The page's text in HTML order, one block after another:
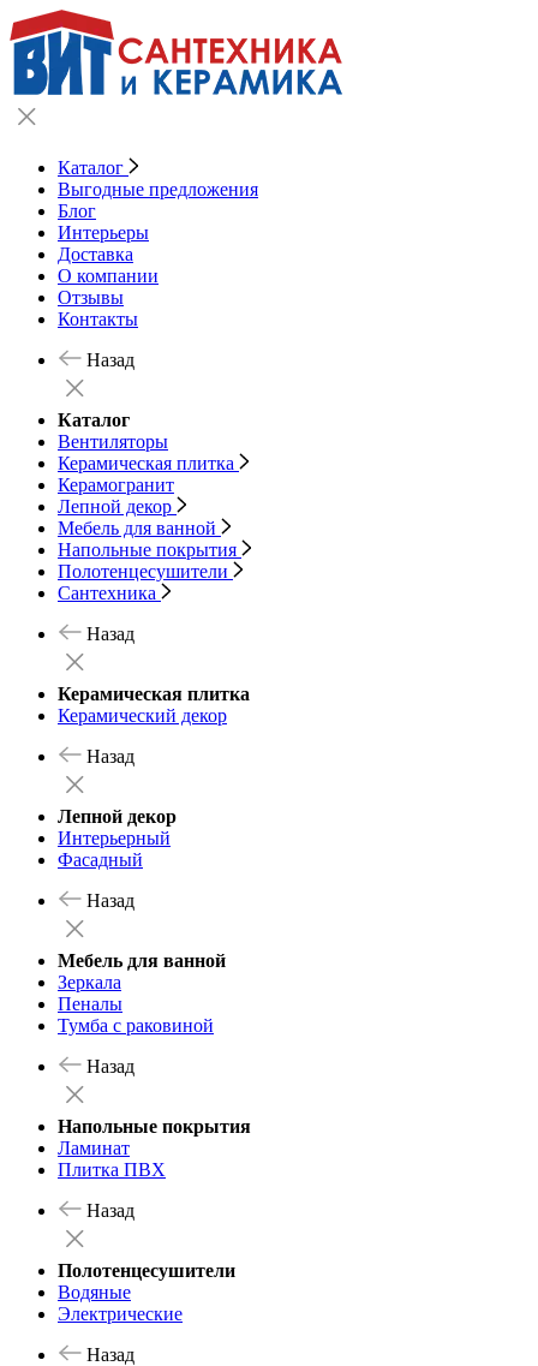
Каталог
Выгодные предложения
Блог
Интерьеры
Доставка
О компании
Отзывы
Контакты
Назад
Каталог
Вентиляторы
Керамическая плитка
Керамогранит
Лепной декор
Мебель для ванной
Напольные покрытия
Полотенцесушители
Сантехника
Назад
Керамическая плитка
Керамический декор
Назад
Лепной декор
Интерьерный
Фасадный
Назад
Мебель для ванной
Зеркала
Пеналы
Тумба с раковиной
Назад
Напольные покрытия
Ламинат
Плитка ПВХ
Назад
Полотенцесушители
Водяные
Электрические
Назад